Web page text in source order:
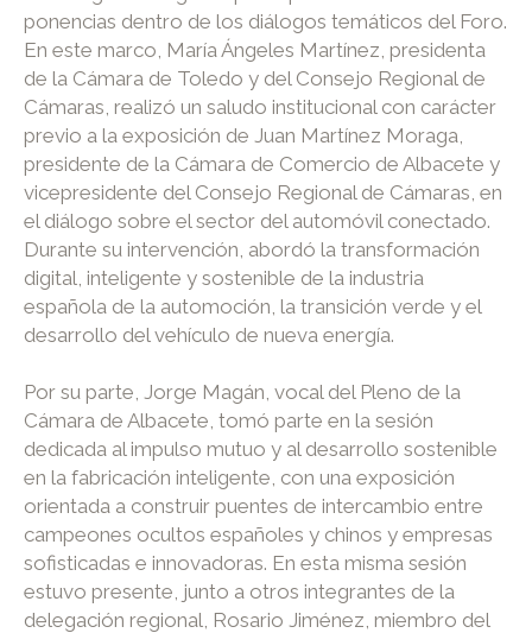
ponencias dentro de los diálogos temáticos del Foro.
En este marco, María Ángeles Martínez, presidenta
de la Cámara de Toledo y del Consejo Regional de
Cámaras, realizó un saludo institucional con carácter
previo a la exposición de Juan Martínez Moraga,
presidente de la Cámara de Comercio de Albacete y
vicepresidente del Consejo Regional de Cámaras, en
el diálogo sobre el sector del automóvil conectado.
Durante su intervención, abordó la transformación
digital, inteligente y sostenible de la industria
española de la automoción, la transición verde y el
desarrollo del vehículo de nueva energía.
Por su parte, Jorge Magán, vocal del Pleno de la
Cámara de Albacete, tomó parte en la sesión
dedicada al impulso mutuo y al desarrollo sostenible
en la fabricación inteligente, con una exposición
orientada a construir puentes de intercambio entre
campeones ocultos españoles y chinos y empresas
sofisticadas e innovadoras. En esta misma sesión
estuvo presente, junto a otros integrantes de la
delegación regional, Rosario Jiménez, miembro del